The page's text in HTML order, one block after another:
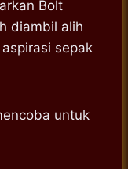
Bolt
diambil alih
sepak
untuk